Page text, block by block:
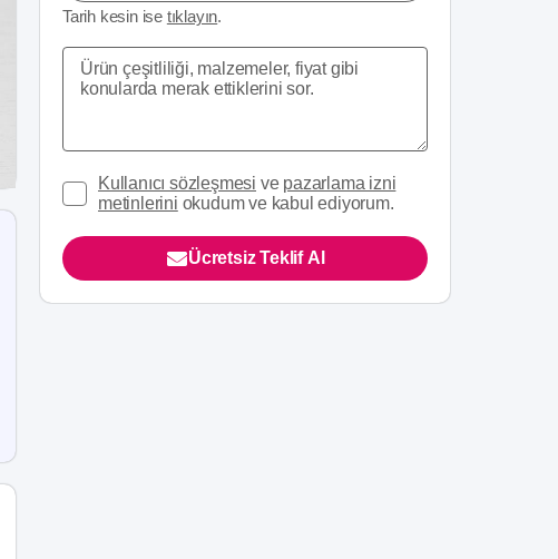
Tarih kesin ise tıklayın.
Kullanıcı sözleşmesi ve pazarlama izni
metinlerini okudum ve kabul ediyorum.
Ücretsiz Teklif Al